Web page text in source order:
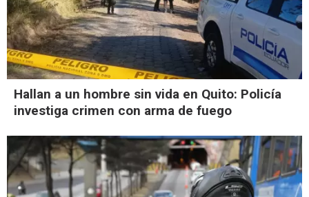
Hallan a un hombre sin vida en Quito: Policía
investiga crimen con arma de fuego